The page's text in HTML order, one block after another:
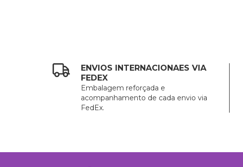
ENVIOS INTERNACIONAES VIA
FEDEX
Embalagem reforçada e
acompanhamento de cada envio via
FedEx.